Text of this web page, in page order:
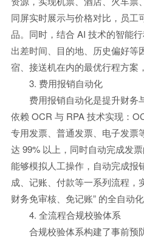
同屏实时展示与价格对比，员工
品。同时，结合 AI 技术的智能
出差时间、目的地、历史偏好等
宿、接送机在内的最优行程方案
3. 费用报销自动化
费用报销自动化是提升财务
依赖 OCR 与 RPA 技术实现：
专用发票、普通发票、电子发票
达 99% 以上，同时自动完成发
能够模拟人工操作，自动完成报
成、记账、付款等一系列流程，
财务免审核、免记账” 的全自动化
4. 全流程合规校验体系
合规校验体系构建了事前预